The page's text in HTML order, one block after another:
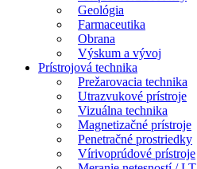
Geológia
Farmaceutika
Obrana
Výskum a vývoj
Prístrojová technika
Prežarovacia technika
Utrazvukové prístroje
Vizuálna technika
Magnetizačné prístroje
Penetračné prostriedky
Vírivoprúdové prístroje